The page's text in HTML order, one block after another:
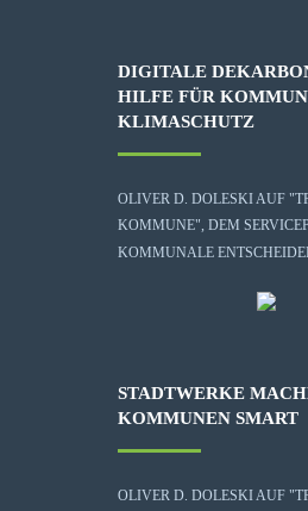
DIGITALE
HILFE FÜR
KLIMASCHUTZ
OLIVER D. DOLESKI AUF
KOMMUNE", DEM
KOMMUNALE
STADTWERKE
KOMMUNEN SMART
OLIVER D. DOLESKI AUF